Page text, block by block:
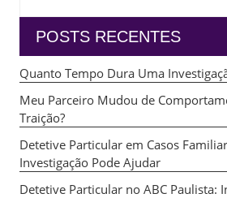
POSTS RECENTES
Quanto Tempo Dura Uma
Meu Parceiro Mudou de
Traição?
Detetive Particular em Casos
Investigação Pode Ajudar
Detetive Particular no ABC Paulista: